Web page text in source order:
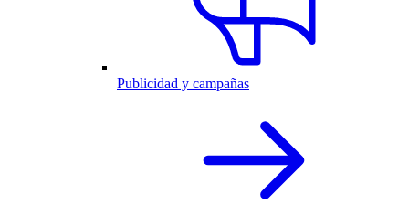
Publicidad y campañas